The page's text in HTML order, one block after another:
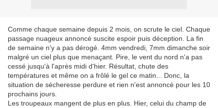
Comme chaque semaine depuis 2 mois, on scrute le ciel. Chaque
passage nuageux annoncé suscite espoir puis déception. La fin
de semaine n'y a pas dérogé. 4mm vendredi, 7mm dimanche soir
malgré un ciel plus que menaçant. Pire, le vent du nord n'a pas
cessé jusqu'à l'après midi d'hier. Résultat, chute des
températures et même on a frôlé le gel ce matin... Donc, la
situation de sécheresse perdure et rien n'est annoncé pour les 10
prochains jours.
Les troupeaux mangent de plus en plus. Hier, celui du champ de